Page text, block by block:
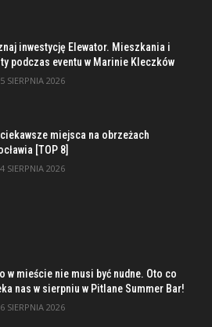
inwestycję Elewator. Mieszkania i
podczas eventu w Marinie Kleczków
5 SIERPNIA 2026
miejsca na obrzeżach
[TOP 8]
4 SIERPNIA 2026
w mieście nie musi być nudne. Oto co
nas w sierpniu w Pitlane Summer Bar!
6 SIERPNIA 2026